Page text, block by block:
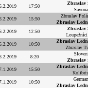
17:50
Zbraslav
Savona
15:50
Zbraslav
Zbraslav
12:50
Zbraslav
10:50
Zbraslav
Zbraslav
8:20
Zbraslav
15:50
Zbraslav
10:50
Zbraslav